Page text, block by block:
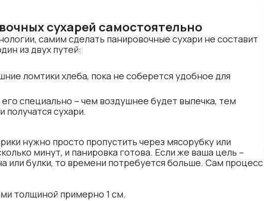
сухарей самостоятельно
самим сделать панировочные сухари не составит
из двух путей:
ломтики хлеба, пока не соберется удобное для
специально – чем воздушнее будет выпечка, тем
получатся сухари.
нужно просто пропустить через мясорубку или
минут, и панировка готова. Если же ваша цель –
или булки, то времени потребуется больше. Сам процесс
толщиной примерно 1 см.